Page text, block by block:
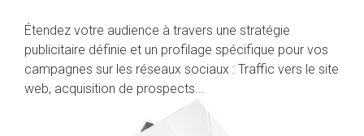
Étendez votre audience à travers une stratégie
publicitaire définie et un profilage spécifique pour vos
campagnes sur les réseaux sociaux : Traffic vers le site
web, acquisition de prospects...